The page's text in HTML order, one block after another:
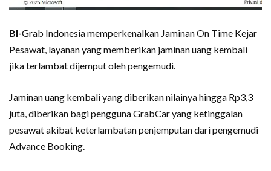
BI-Grab Indonesia memperkenalkan Jaminan On Time Kejar
Pesawat, layanan yang memberikan jaminan uang kembali
jika terlambat dijemput oleh pengemudi.
Jaminan uang kembali yang diberikan nilainya hingga Rp3,3
juta, diberikan bagi pengguna GrabCar yang ketinggalan
pesawat akibat keterlambatan penjemputan dari pengemudi
Advance Booking.